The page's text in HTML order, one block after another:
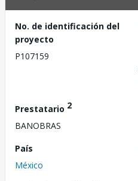
No. de identificación del
proyecto
P107159
Prestatario 2
BANOBRAS
País
México